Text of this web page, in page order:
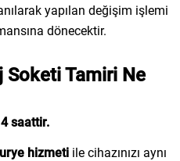
yapılan değişim işlemi
dönecektir.
Soketi Tamiri Ne
4 saattir.
hizmeti ile cihazınızı aynı